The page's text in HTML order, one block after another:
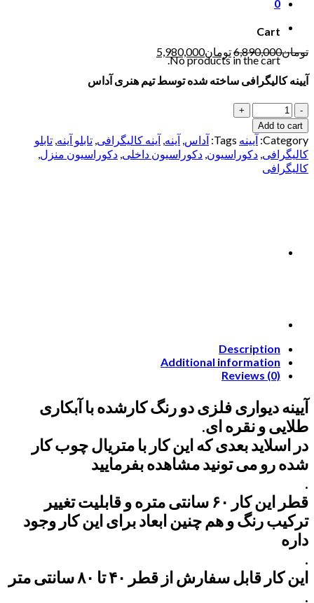
0
Cart
No products in the cart.
تومان6,890,000تومان5,980,000
آیینه کالیگرافی ساخته شده توسط تیم هنری آداس
Quantity
Add to cart
Category: آیینه Tags: آداس, آینه, آینه کالیگرافی, تابلو آینه, تابلو
کالیگرافی, دکوراسیون, دکوراسیون داخلی, دکوراسیون منزل,
کالیگرافی
Description
Additional information
Reviews (0)
آیینه دیواری فلزی دو رنگ کارشده با آبکاری
طلایی و نقره ای.
در اسلاید بعدی که این کار با متریال چوب کار
شده رو می تونید مشاهده بفرمایید
.
قطر این کار ۶۰ سانتی متره و قابلیت تغییر
ترکیب رنگ و هم چنین ابعاد برای این کار وجود
داره
.
این کار قابل سفارش از قطر ۴۰ تا ۸۰ سانتی متر
.